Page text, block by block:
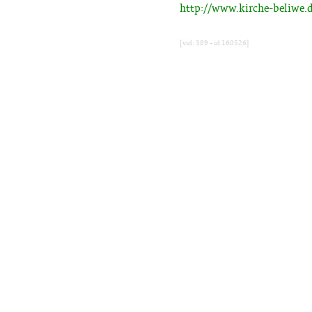
http://www.kirche-
[vid: 389 - id 160526]